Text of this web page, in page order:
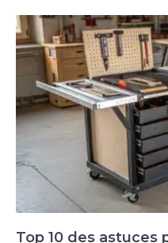
Top 10 des astuces